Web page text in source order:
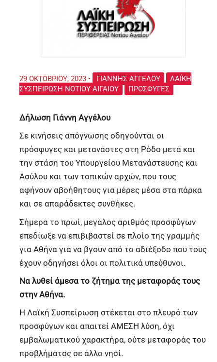
29 ΟΚΤΩΒΡΊΟΥ, 2023 • ΓΙΆΝΝΗΣ ΑΓΓΈΛΟΥ
ΛΑΪΚΉ
ΣΥΣΠΕΊΡΩΣΗ ΝΟΤΊΟΥ ΑΙΓΑΊΟΥ
ΠΡΌΣΦΥΓΕΣ
Δήλωση Γιάννη Αγγέλου
Σε κινήσεις απόγνωσης οδηγούνται οι
πρόσφυγες και μετανάστες στη Ρόδο μετά και
την στάση του Υπουργείου Μετανάστευσης και
Ασύλου και των τοπικών αρχών, που τους
αφήνουν αβοήθητους για μέρες μέσα στα πάρκα
και σε απαράδεκτες συνθήκες.
Σήμερα το πρωί, μεγάλος αριθμός προσφύγων
επεδίωξε να επιβιβαστεί σε πλοίο της γραμμής
για Αθήνα για να βγουν από το αδιέξοδο που τους
έχουν οδηγήσει όλοι οι πολιτικά υπεύθυνοι.
Να λυθεί άμεσα το ζήτημα της μεταφοράς τους
στην Αθήνα.
Η Λαϊκή Συσπείρωση στέκεται στο πλευρό των
προσφύγων και απαιτεί ΑΜΕΣΗ λύση, όχι
εμβαλωματικού χαρακτήρα, ούτε μεταφοράς του
προβλήματος σε άλλο νησί.